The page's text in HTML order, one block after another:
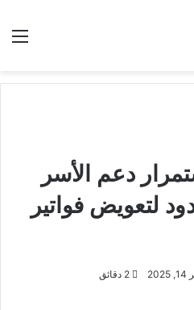
دعم الأسر
لتعويض فواتير